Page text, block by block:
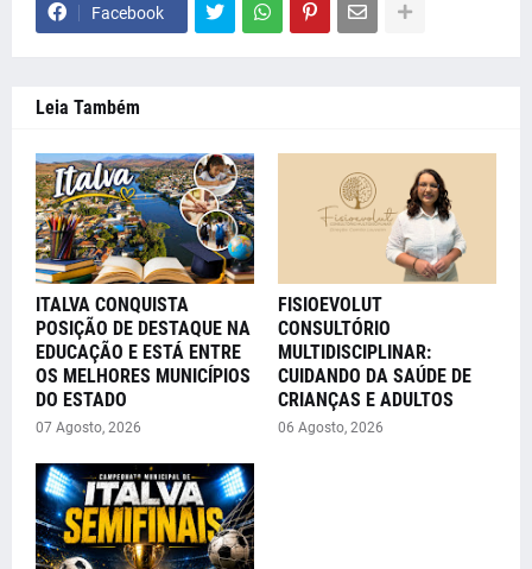
Facebook
Leia Também
ITALVA CONQUISTA
POSIÇÃO DE DESTAQUE NA
EDUCAÇÃO E ESTÁ ENTRE
OS MELHORES MUNICÍPIOS
DO ESTADO
07 Agosto, 2026
FISIOEVOLUT
CONSULTÓRIO
MULTIDISCIPLINAR:
CUIDANDO DA SAÚDE DE
CRIANÇAS E ADULTOS
06 Agosto, 2026